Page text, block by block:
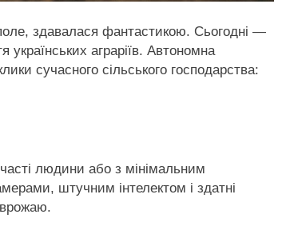
здавалася фантастикою. Сьогодні —
аграріїв. Автономна
сучасного сільського господарства:
людини або з мінімальним
штучним інтелектом і здатні
врожаю.